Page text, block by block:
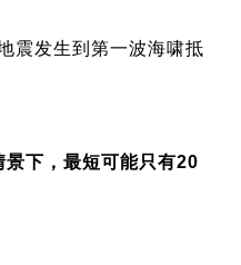
震发生到第一波海啸抵
景下，最短可能只有20